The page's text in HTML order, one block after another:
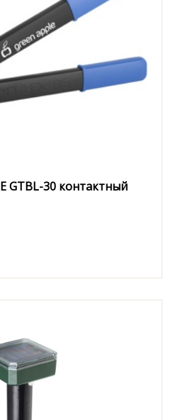
GTBL-30 контактный